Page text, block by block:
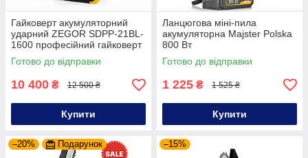
Гайковерт акумуляторний
ударний ZEGOR SDPP-21BL-
1600 професійний гайковерт
із кейсом безщітковий двигун
Готово до відправки
10 400 ₴ 12 500 ₴
Купити
Ланцюгова міні-пила
акумуляторна Majster Polska
800 Вт
Готово до відправки
1 225 ₴ 1 525 ₴
Купити
–20% Подарунок –15%